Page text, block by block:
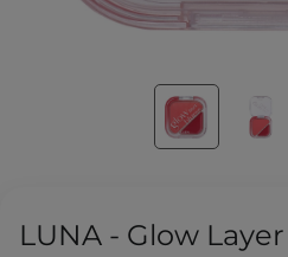
LUNA - Glow